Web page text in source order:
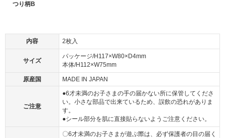
つり柄B
内容 2枚入
サイズ
パッケージ/H117×W80×D4mm
本体/H112×W75mm
原産国 MADE IN JAPAN
ご注意
●6才未満のお子さまの手の届かない所に保管してくださ
い。小さな部品で出来ているため、誤飲の恐れがありま
す。
●シール部分を肌に直接貼らないようご注意ください。
〇6才未満のお子さまが遊ぶ際は、必ず保護者の目の届く